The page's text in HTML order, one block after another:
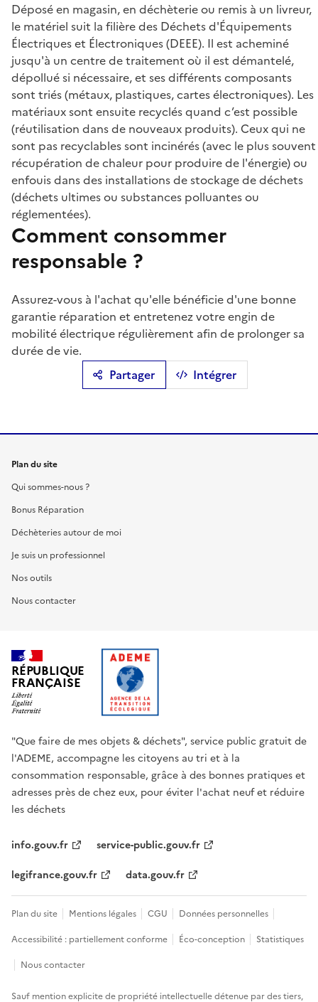
Partager Intégrer
Déposé en magasin, en déchèterie ou remis à un livreur,
le matériel suit la filière des Déchets d'Équipements
Électriques et Électroniques (DEEE). Il est acheminé
jusqu'à un centre de traitement où il est démantelé,
dépollué si nécessaire, et ses différents composants
sont triés (métaux, plastiques, cartes électroniques). Les
matériaux sont ensuite recyclés quand c’est possible
(réutilisation dans de nouveaux produits). Ceux qui ne
sont pas recyclables sont incinérés (avec le plus souvent
récupération de chaleur pour produire de l'énergie) ou
enfouis dans des installations de stockage de déchets
(déchets ultimes ou substances polluantes ou
réglementées).
Comment consommer
responsable ?
Assurez-vous à l'achat qu'elle bénéficie d'une bonne
garantie réparation et entretenez votre engin de
mobilité électrique régulièrement afin de prolonger sa
durée de vie.
Plan du site
Qui sommes-nous ?
Bonus Réparation
Déchèteries autour de moi
Je suis un professionnel
Nos outils
Nous contacter
RÉPUBLIQUE
FRANÇAISE
"Que faire de mes objets & déchets", service public gratuit de
l'ADEME, accompagne les citoyens au tri et à la
consommation responsable, grâce à des bonnes pratiques et
adresses près de chez eux, pour éviter l'achat neuf et réduire
les déchets
info.gouv.fr
service-public.gouv.fr
legifrance.gouv.fr
data.gouv.fr
Plan du site Mentions légales CGU
Données personnelles
Accessibilité : partiellement conforme
Éco-conception
Statistiques
Nous contacter
Sauf mention explicite de propriété intellectuelle détenue par des tiers,